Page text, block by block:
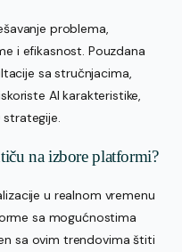
problema,
i efikasnost. Pouzdana
sa stručnjacima,
AI karakteristike,
na izbore platformi?
u realnom vremenu
sa mogućnostima
sa ovim trendovima štiti